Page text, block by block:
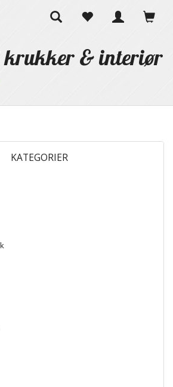
krukker & interiør
KATEGORIER